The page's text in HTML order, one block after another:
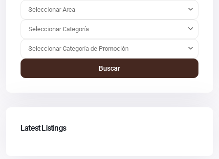
Seleccionar Area
Seleccionar Categoría
Seleccionar Categoría de Promoción
Buscar
Latest Listings